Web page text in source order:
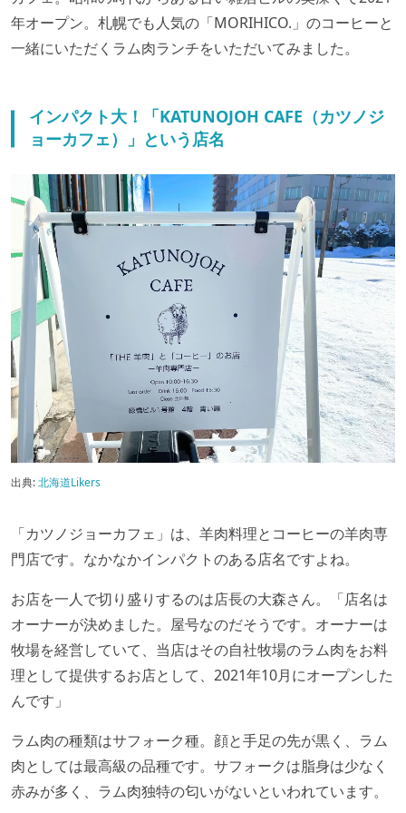
年オープン。札幌でも人気の「MORIHICO.」のコーヒーと
一緒にいただくラム肉ランチをいただいてみました。
インパクト大！「KATUNOJOH CAFE（カツノジ
ョーカフェ）」という店名
出典:北海道Likers
「カツノジョーカフェ」は、羊肉料理とコーヒーの羊肉専
門店です。なかなかインパクトのある店名ですよね。
お店を一人で切り盛りするのは店長の大森さん。「店名は
オーナーが決めました。屋号なのだそうです。オーナーは
牧場を経営していて、当店はその自社牧場のラム肉をお料
理として提供するお店として、2021年10月にオープンした
んです」
ラム肉の種類はサフォーク種。顔と手足の先が黒く、ラム
肉としては最高級の品種です。サフォークは脂身は少なく
赤みが多く、ラム肉独特の匂いがないといわれています。